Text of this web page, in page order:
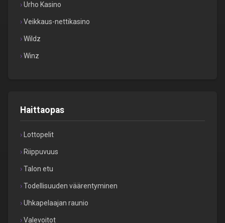
Urho Kasino
Veikkaus-nettikasino
Wildz
Winz
Haittaopas
Lottopelit
Riippuvuus
Talon etu
Todellisuuden väärentyminen
Uhkapelaajan raunio
Valevoitot